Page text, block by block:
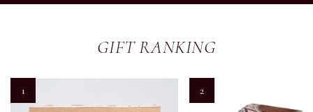
GIFT RANKING
1 2